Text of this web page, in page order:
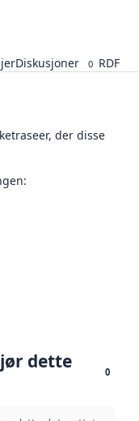
Diskusjoner 0 RDF
der disse
dette
0